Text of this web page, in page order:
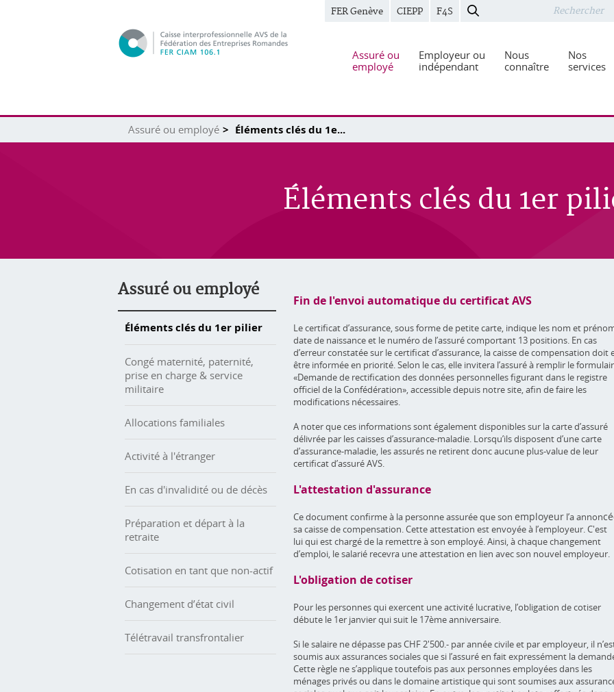
FER Genève CIEPP F4S
Assuré ou
employé
Employeur ou
indépendant
Nous
connaître
Nos
services
Assuré ou employé Éléments clés du 1e...
Éléments clés du 1er
Assuré ou employé
Éléments clés du 1er pilier
Congé maternité, paternité,
prise en charge & service
militaire
Allocations familiales
Activité à l'étranger
En cas d'invalidité ou de décès
Préparation et départ à la
retraite
Cotisation en tant que non-actif
Changement d’état civil
Télétravail transfrontalier
Fin de l'envoi automatique du certificat AVS
Le certificat d’assurance, sous forme de petite carte, indique les nom et
date de naissance et le numéro de l’assuré comportant 13 positions. En cas
d’erreur constatée sur le certificat d’assurance, la caisse de compensation doit
être informée en priorité. Selon le cas, elle invitera l’assuré à remplir le
«Demande de rectification des données personnelles figurant dans le registre
officiel de la Confédération», accessible depuis notre site, afin de faire les
modifications nécessaires.
A noter que ces informations sont également disponibles sur la carte d’assuré
délivrée par les caisses d’assurance-maladie. Lorsqu’ils disposent d’une carte
d’assurance-maladie, les assurés ne retirent donc aucune plus-value de leur
certificat d’assuré AVS.
L'attestation d'assurance
Ce document confirme à la personne assurée que sonemployeur l’a annon
sa caisse de compensation. Cette attestation est envoyée à l’employeur. C'est
lui qui est chargé de la remettre à son employé. Ainsi, à chaque changement
d’emploi, le salarié recevra une attestation en lien avec son nouvel employeur.
L'obligation de cotiser
Pour les personnes qui exercent une activité lucrative, l’obligation de cotiser
débute le 1er janvier qui suit le 17ème anniversaire.
Si le salaire ne dépasse pas CHF 2'500.- par année civile et par employeur, il
soumis aux assurances sociales que si l’assuré en fait expressément la
Cette règle ne s’applique toutefois pas aux personnes employées dans les
ménages privés ou dans le domaine artistique qui sont soumises aux